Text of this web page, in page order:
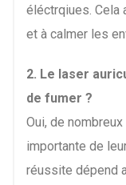
éléctrqiues. Cela
et à calmer les
2. Le laser
de fumer ?
Oui, de
importante de
réussite dépend